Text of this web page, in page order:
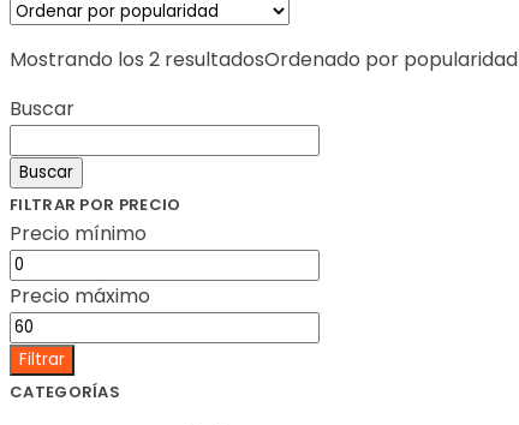
Mostrando los 2 resultadosOrdenado por popularidad
Buscar
Buscar
FILTRAR POR PRECIO
Precio mínimo
Precio máximo
Filtrar
CATEGORÍAS